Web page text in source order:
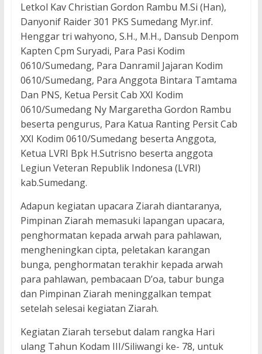
Letkol Kav Christian Gordon Rambu M.Si (Han),
Danyonif Raider 301 PKS Sumedang Myr.inf.
Henggar tri wahyono, S.H., M.H., Dansub Denpom
Kapten Cpm Suryadi, Para Pasi Kodim
0610/Sumedang, Para Danramil Jajaran Kodim
0610/Sumedang, Para Anggota Bintara Tamtama
Dan PNS, Ketua Persit Cab XXI Kodim
0610/Sumedang Ny Margaretha Gordon Rambu
beserta pengurus, Para Katua Ranting Persit Cab
XXI Kodim 0610/Sumedang beserta Anggota,
Ketua LVRI Bpk H.Sutrisno beserta anggota
Legiun Veteran Republik Indonesa (LVRI)
kab.Sumedang.
Adapun kegiatan upacara Ziarah diantaranya,
Pimpinan Ziarah memasuki lapangan upacara,
penghormatan kepada arwah para pahlawan,
mengheningkan cipta, peletakan karangan
bunga, penghormatan terakhir kepada arwah
para pahlawan, pembacaan D’oa, tabur bunga
dan Pimpinan Ziarah meninggalkan tempat
setelah selesai kegiatan Ziarah.
Kegiatan Ziarah tersebut dalam rangka Hari
ulang Tahun Kodam III/Siliwangi ke- 78, untuk